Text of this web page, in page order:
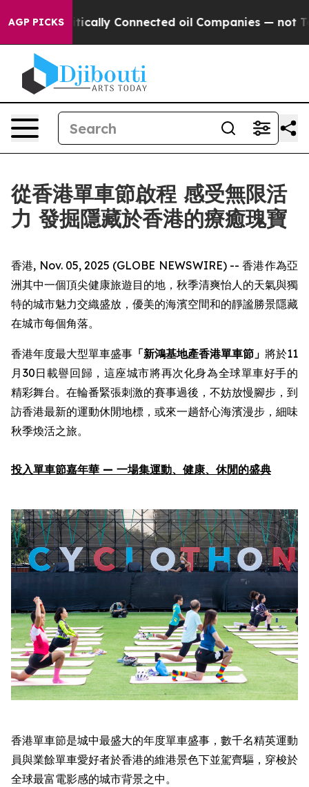
AGP PICKSConnected oil Companies — not Taxpayers
從香港單車節啟程 感受無限活
力 發掘隱藏於香港的療癒瑰寶
香港, Nov. 05, 2025 (GLOBE NEWSWIRE) -- 香港作為亞
洲其中一個頂尖健康旅遊目的地，秋季清爽怡人的天氣與獨
特的城市魅力交織盛放，優美的海濱空間和的靜謐勝景隱藏
在城市每個角落。
香港年度最大型單車盛事 「新鴻基地產香港單車節 」 將於11
月30日載譽回歸，這座城市將再次化身為全球單車好手的
精彩舞台。在輪番緊張刺激的賽事過後，不妨放慢腳步，到
訪香港最新的運動休閒地標，或來一趟舒心海濱漫步，細味
秋季煥活之旅。
投入單車節嘉年華 — 一場集運動、健康、休閒的盛典
香港單車節是城中最盛大的年度單車盛事，數千名精英運動
員與業餘單車愛好者於香港的維港景色下並駕齊驅，穿梭於
全球最富電影感的城市背景之中。